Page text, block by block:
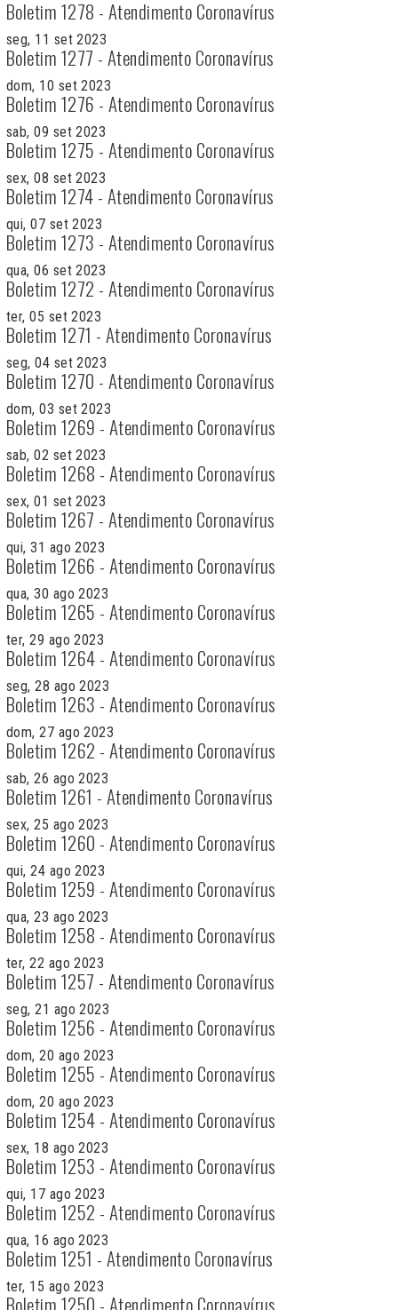
Boletim 1278 - Atendimento Coronavírus
seg, 11 set 2023
Boletim 1277 - Atendimento Coronavírus
dom, 10 set 2023
Boletim 1276 - Atendimento Coronavírus
sab, 09 set 2023
Boletim 1275 - Atendimento Coronavírus
sex, 08 set 2023
Boletim 1274 - Atendimento Coronavírus
qui, 07 set 2023
Boletim 1273 - Atendimento Coronavírus
qua, 06 set 2023
Boletim 1272 - Atendimento Coronavírus
ter, 05 set 2023
Boletim 1271 - Atendimento Coronavírus
seg, 04 set 2023
Boletim 1270 - Atendimento Coronavírus
dom, 03 set 2023
Boletim 1269 - Atendimento Coronavírus
sab, 02 set 2023
Boletim 1268 - Atendimento Coronavírus
sex, 01 set 2023
Boletim 1267 - Atendimento Coronavírus
qui, 31 ago 2023
Boletim 1266 - Atendimento Coronavírus
qua, 30 ago 2023
Boletim 1265 - Atendimento Coronavírus
ter, 29 ago 2023
Boletim 1264 - Atendimento Coronavírus
seg, 28 ago 2023
Boletim 1263 - Atendimento Coronavírus
dom, 27 ago 2023
Boletim 1262 - Atendimento Coronavírus
sab, 26 ago 2023
Boletim 1261 - Atendimento Coronavírus
sex, 25 ago 2023
Boletim 1260 - Atendimento Coronavírus
qui, 24 ago 2023
Boletim 1259 - Atendimento Coronavírus
qua, 23 ago 2023
Boletim 1258 - Atendimento Coronavírus
ter, 22 ago 2023
Boletim 1257 - Atendimento Coronavírus
seg, 21 ago 2023
Boletim 1256 - Atendimento Coronavírus
dom, 20 ago 2023
Boletim 1255 - Atendimento Coronavírus
dom, 20 ago 2023
Boletim 1254 - Atendimento Coronavírus
sex, 18 ago 2023
Boletim 1253 - Atendimento Coronavírus
qui, 17 ago 2023
Boletim 1252 - Atendimento Coronavírus
qua, 16 ago 2023
Boletim 1251 - Atendimento Coronavírus
ter, 15 ago 2023
Boletim 1250 - Atendimento Coronavírus